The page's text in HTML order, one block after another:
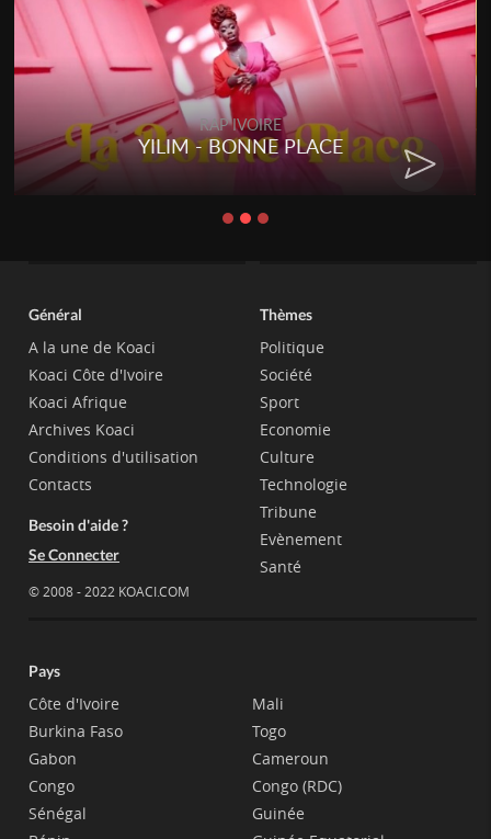
RAP IVOIRE
YILIM - BONNE PLACE
Général
A la une de Koaci
Koaci Côte d'Ivoire
Koaci Afrique
Archives Koaci
Conditions d'utilisation
Contacts
Besoin d'aide ?
Se Connecter
© 2008 - 2022 KOACI.COM
Thèmes
Politique
Société
Sport
Economie
Culture
Technologie
Tribune
Evènement
Santé
Pays
Côte d'Ivoire
Burkina Faso
Gabon
Congo
Sénégal
Mali
Togo
Cameroun
Congo (RDC)
Guinée